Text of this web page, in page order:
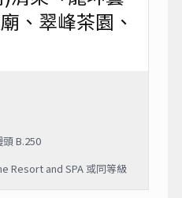
發現儀容不符規定，
次約20銖，將沙龍圍
。